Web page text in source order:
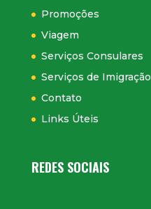
Promoções
Viagem
Serviços Consulares
Serviços de Imigração
Contato
Links Úteis
REDES SOCIAIS